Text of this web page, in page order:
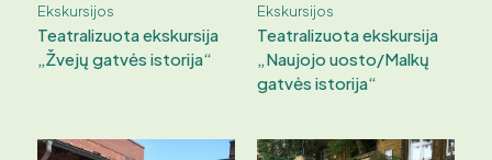
Ekskursijos
Teatralizuota ekskursija
„Žvejų gatvės istorija“
Ekskursijos
Teatralizuota ekskursija
„Naujojo uosto/Malkų
gatvės istorija“